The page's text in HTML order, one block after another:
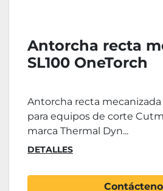
Antorcha recta
SL100 OneTorch
Antorcha recta mecanizada
para equipos de corte
marca Thermal Dyn...
DETALLES